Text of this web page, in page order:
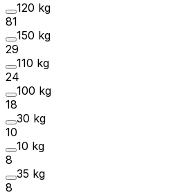
120 kg
81
150 kg
29
110 kg
24
100 kg
18
30 kg
10
10 kg
8
35 kg
8